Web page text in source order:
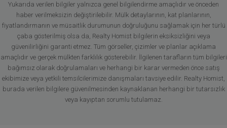
Yukarıda verilen bilgiler yalnızca genel bilgilendirme amaçlıdır ve önceden
haber verilmeksizin değiştirilebilir. Mülk detaylarının, kat planlarının,
fiyatlandırmanın ve müsaitlik durumunun doğruluğunu sağlamak için her türlü
çaba gösterilmiş olsa da, Realty Homist bilgilerin eksiksizliğini veya
güvenilirliğini garanti etmez. Tüm görseller, çizimler ve planlar açıklama
amaçlıdır ve gerçek mülkten farklılık gösterebilir. İlgilenen tarafların tüm bilgileri
bağımsız olarak doğrulamaları ve herhangi bir karar vermeden önce satış
ekibimize veya yetkili temsilcilerimize danışmaları tavsiye edilir. Realty Homist,
burada verilen bilgilere güvenilmesinden kaynaklanan herhangi bir tutarsızlık
veya kayıptan sorumlu tutulamaz.